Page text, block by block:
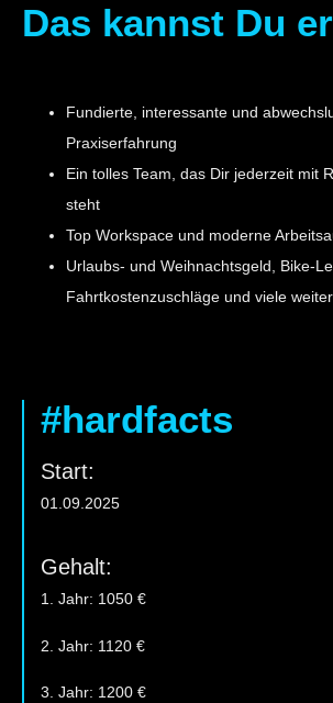
Das kannst Du
Fundierte, interessante und
Praxiserfahrung
Ein tolles Team, das Dir jederzeit mit
steht
Top Workspace und moderne
Urlaubs- und Weihnachtsgeld, Bike-
Fahrtkostenzuschläge und viele
#hardfacts
Start:
01.09.2025
Gehalt:
1. Jahr: 1050 €
2. Jahr: 1120 €
3. Jahr: 1200 €